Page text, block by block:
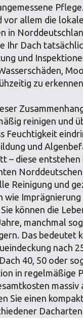
vor allem die
in
Ihr Dach
und
zu
reinigen und
Feuchtigkeit
und
– diese entstehen
Reinigung und
wie Imprägnierung
können die
manchmal
Das bedeutet
nach
40, 50 oder
in regelmäßige
massiv
Sie einen